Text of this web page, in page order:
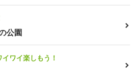
公園
ワイ楽しもう！